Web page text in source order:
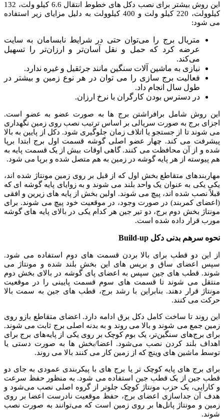
این روش بیشتر برای نصب دکل های خطوط انتقال 6.6 کیلو ولت، 132
کیلوولت، 220 کیلو ولت و 400 کیلوولت به دلیل مزایای زیر استفاده
می شود:
متریال برج را می‌توان حتی در شرایط نابسامان به سایت
عرضه کرد که حمل و نقل آسان‌تر و ارزان‌تر را تسهیل
می‌کند.
نیازی به ماشین آلات سنگین مانند جرثقیل و غیره ندارد.
فعالیت برج سازی را می توان در هر نوع زمین و بیشتر در
طول سال انجام داد.
در دسترس بودن کارگران با نرخ ارزان.
این روش شامل برافراشتن برج ها به صورت عضو به عضو است.
اجزای برج به صورت سریالی بر اساس ترتیب نصب روی زمین نگهداری
می شوند تا از جستجو یا اتلاف زمان جلوگیری شود. دکل از پایین به بالا
پیشرفت می کند. چهار عضو اصلی گوشه قسمت اول برج ابتدا برپا
شده و از آن محافظت می کنند. گاهی اوقات بیش از یک قسمت پایه به
هم پیوسته از هر پایه گوشه در زمین به هم متصل شده و برپا می شود.
مهاربندهای متقاطع بخش اول که از قبل بر روی زمین مونتاژ شده اند،
یکی یکی به عنوان یک واحد بلند می شوند و به زوایای پایه گوشه ای که
قبلاً نصب شده اند، پیچ می شوند. اولین بخش از پایه های زیرین و افقی
(اعضای کمربند) در صورت وجود، در موقعیت خود پیچ می شوند. برای
مونتاژ بخش دوم برج، دو تیر جین هر کدام یکی در بالای پایه های گوشه
مورب قرار داده شده است.
نحوه سرهم بدنی دکل Build-up
از این دو قطب برای بالا بردن قسمت های دوم استفاده می شود.
سپس اعضای ساق و بریس های این بخش بلند شده و مونتاژ می
شوند. قطب های جین سپس به اعضای پای گوشه در بالای بخش دوم
منتقل می شوند تا قسمت های سوم قسمت پایینی را در موقعیت
مونتاژ قرار دهند. بنابراین با رشد برج، قطب های جین به سمت بالا
حرکت می کنند.
این روند تا ساخت کامل دکل برق ادامه دارد. اعضای متقاطع بازو روی
زمین جمع می شوند و بالا می روند و به بدنه اصلی برج ثابت می شوند.
برای برج‌های سنگین‌تر، یک بوم کوچک بر روی یکی از پایه‌های برج برای
اهداف بلند کردن نصب می‌شود. اعضا/بخش ها به صورت دستی یا
توسط ماشین های وینچ که از زمین کار می کنند بالا می روند.
برای برج های پایه کوچک تر یا برج های با پیکربندی عمودی به جای دو
قطب جین از یک قطب جین استفاده می شود. به منظور حفظ سرعت
و کارایی، یک حزب مونتاژ کوچک جلوتر از گروه اصلی نصب می‌شود و
هدف آن جداسازی اعضای برج، حفظ موقعیت نادرست اعضا بر روی
زمین و مونتاژ پانل‌ها بر روی زمین است که می‌توانند به صورت نصب
شوند.